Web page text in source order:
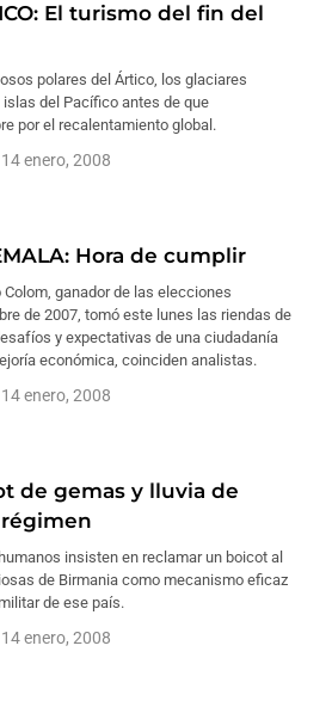
El turismo del fin del
polares del Ártico, los glaciares
del Pacífico antes de que
por el recalentamiento global.
14 enero, 2008
Hora de cumplir
ganador de las elecciones
de 2007, tomó este lunes las riendas de
y expectativas de una ciudadanía
económica, coinciden analistas.
14 enero, 2008
de gemas y lluvia de
insisten en reclamar un boicot al
de Birmania como mecanismo eficaz
de ese país.
14 enero, 2008